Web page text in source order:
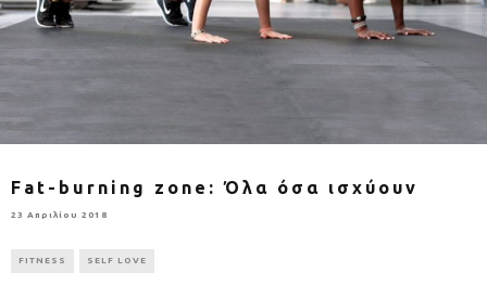
Fat-burning zone: Όλα όσα ισχύουν
23 Απριλίου 2018
FITNESS SELF LOVE